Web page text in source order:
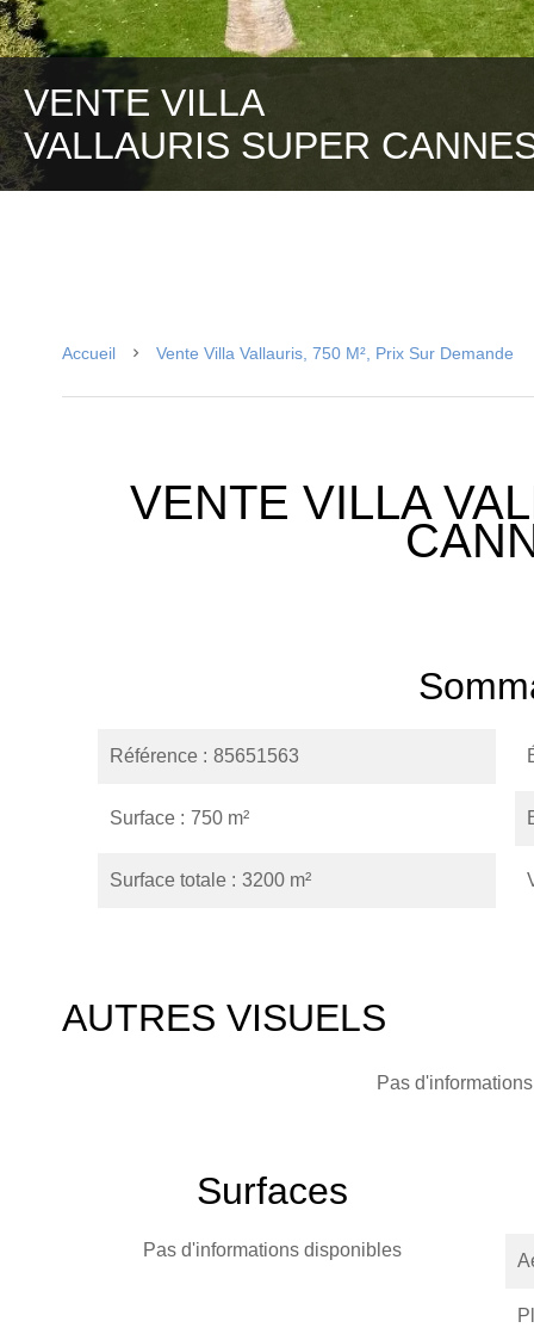
VENTE VILLA
VALLAURIS SUPER
Accueil Vente Villa Vallauris, 750 M², Prix Sur Demande
VENTE VILLA
Référence 85651563
Surface 750 m²
Surface totale 3200 m²
AUTRES VISUELS
Pas
Surfaces
Pas d'informations disponibles